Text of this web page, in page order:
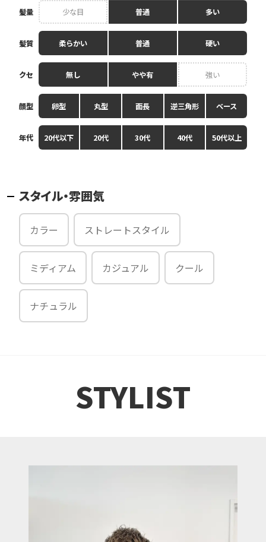
髪量 少な目 普通 多い
髪質 柔らかい 普通 硬い
クセ 無し やや有 強い
顔型 卵型 丸型 面長 逆三角形 ベース
年代 20代以下 20代 30代 40代 50代以上
スタイル・雰囲気
カラー ストレートスタイル
ミディアム カジュアル クール
ナチュラル
STYLIST